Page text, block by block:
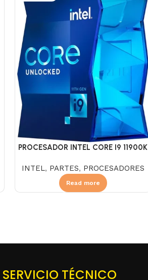
PROCESADOR INTEL CORE I9 11900K
INTEL, PARTES, PROCESADORES
Read more
SERVICIO TÉCNICO